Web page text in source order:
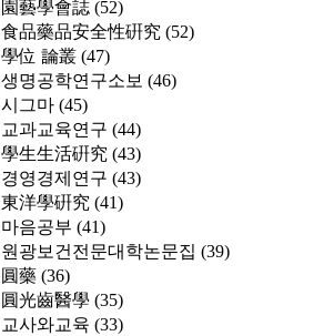
園藝學會誌 (52)
食品藥品安全性硏究 (52)
學位 論叢 (47)
생명공학연구소보 (46)
시그마 (45)
교과교육연구 (44)
學生生活硏究 (43)
경영경제연구 (43)
東洋學硏究 (41)
마음공부 (41)
원광보건전문대학논문집 (39)
圓藥 (36)
圓光齒醫學 (35)
교사와교육 (33)